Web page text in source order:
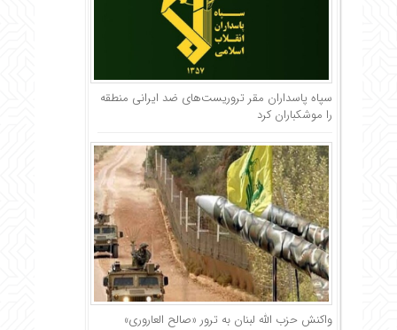
سپاه پاسداران مقر تروریست‌های ضد ایرانی منطقه
را موشکباران کرد
واکنش حزب الله لبنان به ترور «صالح العاروری»